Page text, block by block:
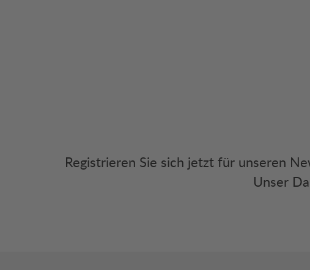
Registrieren Sie sich jetzt für unseren
Unser